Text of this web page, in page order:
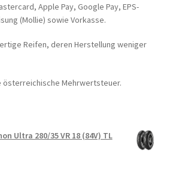
Apple Pay, Google Pay, EPS-
(Mollie) sowie Vorkasse.
Reifen, deren Herstellung weniger
österreichische Mehrwertsteuer.
Ultra 280/35 VR 18 (84V) TL